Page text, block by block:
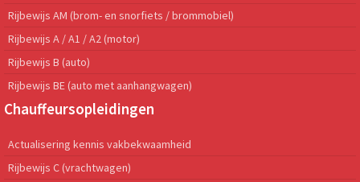
Rijbewijs AM (brom- en snorfiets / brommobiel)
Rijbewijs A / A1 / A2 (motor)
Rijbewijs B (auto)
Rijbewijs BE (auto met aanhangwagen)
Chauffeursopleidingen
Actualisering kennis vakbekwaamheid
Rijbewijs C (vrachtwagen)